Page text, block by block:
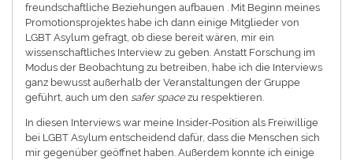
freundschaftliche Beziehungen aufbauen . Mit Beginn meines
Promotionsprojektes habe ich dann einige Mitglieder von
LGBT Asylum gefragt, ob diese bereit wären, mir ein
wissenschaftliches Interview zu geben. Anstatt Forschung im
Modus der Beobachtung zu betreiben, habe ich die Interviews
ganz bewusst außerhalb der Veranstaltungen der Gruppe
geführt, auch um den safer spacezu respektieren.
In diesen Interviews war meine Insider-Position als Freiwillige
bei LGBT Asylum entscheidend dafür, dass die Menschen sich
mir gegenüber geöffnet haben. Außerdem konnte ich einige